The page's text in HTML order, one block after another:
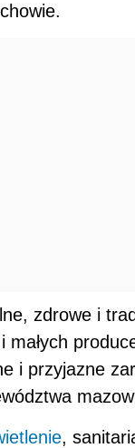
zdrowe i
i przyjazne
,